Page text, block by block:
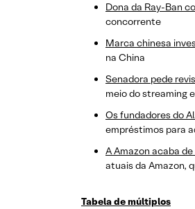
Dona da Ray-Ban
concorrente
Marca chinesa
na China
Senadora pede
meio do streaming
Os fundadores do
empréstimos para
A Amazon acaba
atuais da Amazon,
Tabela de múltiplos